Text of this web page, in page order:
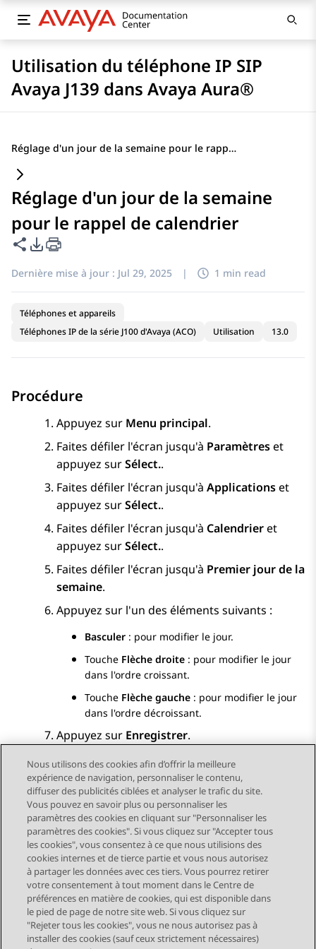
Utilisation du téléphone IP SIP
Avaya J139 dans Avaya Aura®
Réglage d'un jour de la semaine pour le rappel de calendrier
Réglage d'un jour de la semaine
pour le rappel de calendrier
Partager cette page
Options d'exportation PDF
Dernière mise à jour : Jul 29, 2025 | 1 min read
Téléphones et appareils
Téléphones IP de la série J100 d'Avaya (ACO)
Utilisation 13.0
Procédure
Appuyez sur Menu principal.
Faites défiler l'écran jusqu'à Paramètreset
appuyez surSélect..
Faites défiler l'écran jusqu'à Applicationset
appuyez surSélect..
Faites défiler l'écran jusqu'à Calendrieret
appuyez surSélect..
Faites défiler l'écran jusqu'à Premier jour de la
semaine.
Appuyez sur l'un des éléments suivants :
Basculer : pour modifier le jour.
Touche Flèche droite : pour modifier le jour
dans l'ordre croissant.
Touche Flèche gauche : pour modifier le jour
dans l'ordre décroissant.
Appuyez sur Enregistrer.
Send Feedback
Navigation par sujet
Sujet précédent Sujet suivant
STAY CONNECTED
Nous utilisons des cookies afin d’offrir la meilleure
expérience de navigation, personnaliser le contenu,
diffuser des publicités ciblées et analyser le trafic du site.
Vous pouvez en savoir plus ou personnaliser les
paramètres des cookies en cliquant sur "Personnaliser les
paramètres des cookies". Si vous cliquez sur "Accepter tous
les cookies", vous consentez à ce que nous utilisions des
cookies internes et de tierce partie et vous nous autorisez
à partager les données avec ces tiers. Vous pourrez retirer
votre consentement à tout moment dans le Centre de
préférences en matière de cookies, qui est disponible dans
le pied de page de notre site web. Si vous cliquez sur
"Rejeter tous les cookies", vous ne nous autorisez pas à
installer des cookies (sauf ceux strictement nécessaires)